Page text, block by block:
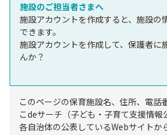
施設のご担当者さまへ
施設アカウントを作成すると、施設の
できます。
施設アカウントを作成して、保護者に
んか？
このページの保育施設名、住所、電話
こdeサーチ（子ども・子育て支援情報
各自治体の公表しているWebサイトか